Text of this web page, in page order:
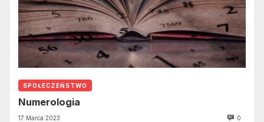
SPOŁECZEŃSTWO
Numerologia
17 Marca 2023 0